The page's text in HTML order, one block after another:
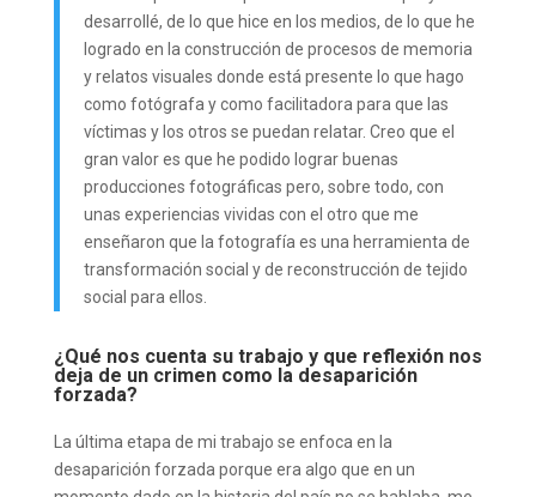
desarrollé, de lo que hice en los medios, de lo que he
logrado en la construcción de procesos de memoria
y relatos visuales donde está presente lo que hago
como fotógrafa y como facilitadora para que las
víctimas y los otros se puedan relatar. Creo que el
gran valor es que he podido lograr buenas
producciones fotográficas pero, sobre todo, con
unas experiencias vividas con el otro que me
enseñaron que la fotografía es una herramienta de
transformación social y de reconstrucción de tejido
social para ellos.
¿Qué nos cuenta su trabajo y que reflexión nos
deja de un crimen como la desaparición
forzada?
La última etapa de mi trabajo se enfoca en la
desaparición forzada porque era algo que en un